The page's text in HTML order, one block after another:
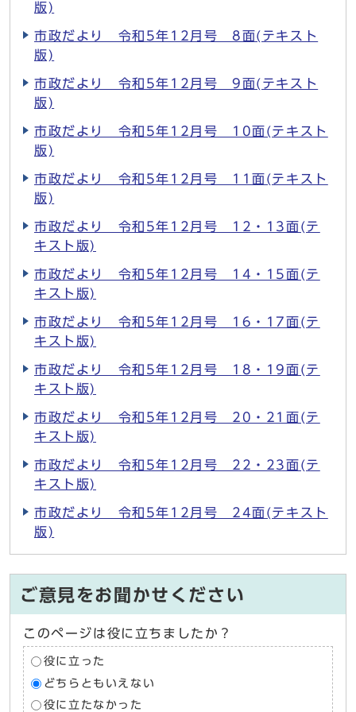
版)
市政だより 令和5年12月号 8面(テキスト
版)
市政だより 令和5年12月号 9面(テキスト
版)
市政だより 令和5年12月号 10面(テキスト
版)
市政だより 令和5年12月号 11面(テキスト
版)
市政だより 令和5年12月号 12・13面(テ
キスト版)
市政だより 令和5年12月号 14・15面(テ
キスト版)
市政だより 令和5年12月号 16・17面(テ
キスト版)
市政だより 令和5年12月号 18・19面(テ
キスト版)
市政だより 令和5年12月号 20・21面(テ
キスト版)
市政だより 令和5年12月号 22・23面(テ
キスト版)
市政だより 令和5年12月号 24面(テキスト
版)
ご意見をお聞かせください
このページは役に立ちましたか？
役に立った
どちらともいえない
役に立たなかった